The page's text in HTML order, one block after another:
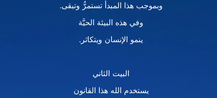
وبموجب هذا المبدأ تستمرُّ وتبقى.
وفي هذه البيئة الحيَّة
ينمو الإنسان ويتكاثر.
البيت الثاني
يستخدم الله هذا القانون